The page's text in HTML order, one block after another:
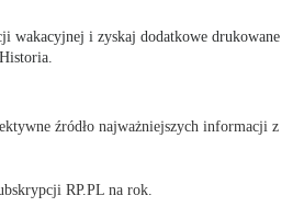
wakacyjnej i zyskaj dodatkowe drukowane
źródło najważniejszych informacji z
RP.PL na rok.